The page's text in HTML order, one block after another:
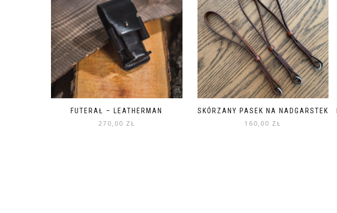
FUTERAŁ – LEATHERMAN
270,00 ZŁ
SKÓRZANY PASEK NA NADGARSTEK
160,00 ZŁ